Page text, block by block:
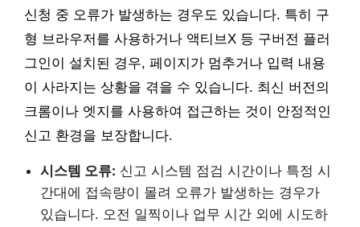
신청 중 오류가 발생하는 경우도 있습니다. 특히 구
형 브라우저를 사용하거나 액티브X 등 구버전 플러
그인이 설치된 경우, 페이지가 멈추거나 입력 내용
이 사라지는 상황을 겪을 수 있습니다. 최신 버전의
크롬이나 엣지를 사용하여 접근하는 것이 안정적인
신고 환경을 보장합니다.
시스템 오류: 신고 시스템 점검 시간이나 특정 시
간대에 접속량이 몰려 오류가 발생하는 경우가
있습니다. 오전 일찍이나 업무 시간 외에 시도하